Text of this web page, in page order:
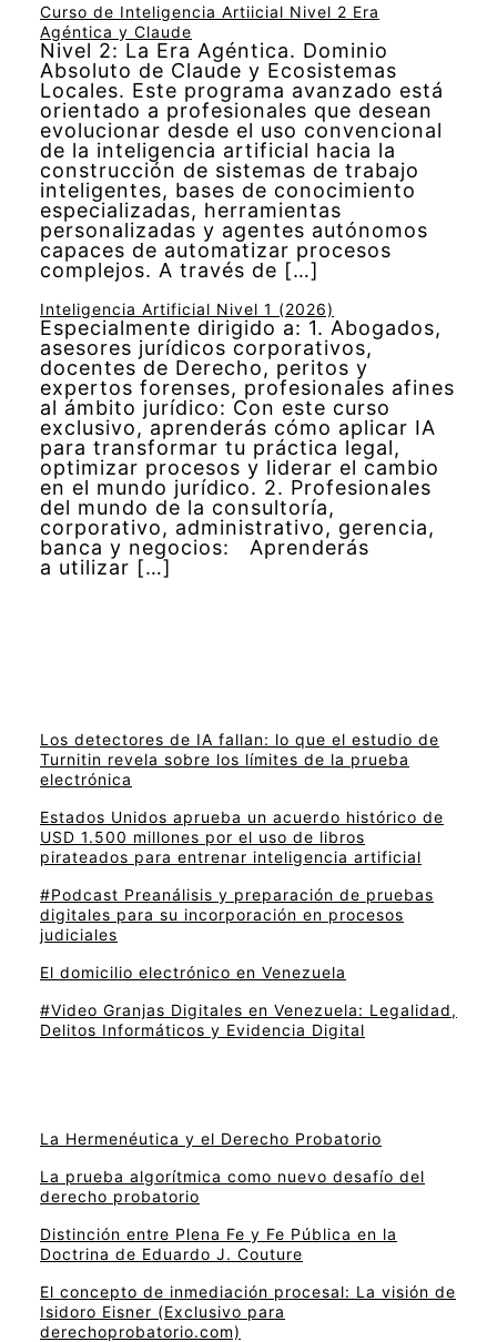
Curso de Inteligencia Artiicial Nivel 2 Era
Agéntica y Claude
Nivel 2: La Era Agéntica. Dominio
Absoluto de Claude y Ecosistemas
Locales. Este programa avanzado está
orientado a profesionales que desean
evolucionar desde el uso convencional
de la inteligencia artificial hacia la
construcción de sistemas de trabajo
inteligentes, bases de conocimiento
especializadas, herramientas
personalizadas y agentes autónomos
capaces de automatizar procesos
complejos. A través de […]
Inteligencia Artificial Nivel 1 (2026)
Especialmente dirigido a: 1. Abogados,
asesores jurídicos corporativos,
docentes de Derecho, peritos y
expertos forenses, profesionales afines
al ámbito jurídico: Con este curso
exclusivo, aprenderás cómo aplicar IA
para transformar tu práctica legal,
optimizar procesos y liderar el cambio
en el mundo jurídico. 2. Profesionales
del mundo de la consultoría,
corporativo, administrativo, gerencia,
banca y negocios: Aprenderás
a utilizar […]
Los detectores de IA fallan: lo que el estudio de
Turnitin revela sobre los límites de la prueba
electrónica
Estados Unidos aprueba un acuerdo histórico de
USD 1.500 millones por el uso de libros
pirateados para entrenar inteligencia artificial
#Podcast Preanálisis y preparación de pruebas
digitales para su incorporación en procesos
judiciales
El domicilio electrónico en Venezuela
#Video Granjas Digitales en Venezuela: Legalidad,
Delitos Informáticos y Evidencia Digital
La Hermenéutica y el Derecho Probatorio
La prueba algorítmica como nuevo desafío del
derecho probatorio
Distinción entre Plena Fe y Fe Pública en la
Doctrina de Eduardo J. Couture
El concepto de inmediación procesal: La visión de
Isidoro Eisner (Exclusivo para
derechoprobatorio.com)